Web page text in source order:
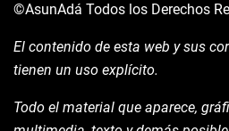
©AsunAdá Todos los Derechos
El contenido de esta web y sus
tienen un uso explícito.
Todo el material que aparece,